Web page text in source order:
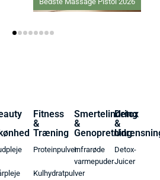
Fitness
&
Træning
Proteinpulver
Kulhydratpulver
Smertelindring
&
Genopretning
Infrarøde
varmepuder
Detox
&
Detox-
Juicer